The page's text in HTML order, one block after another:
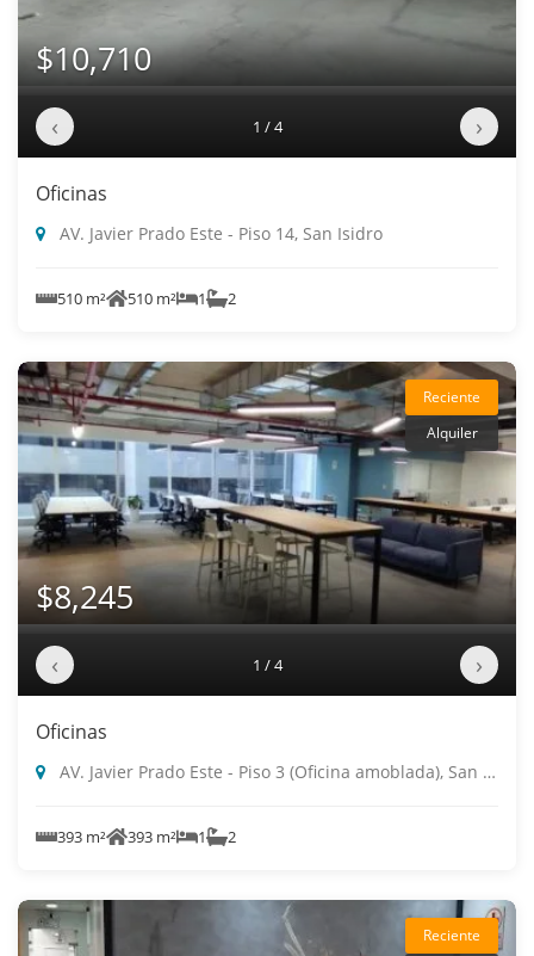
$10,710
‹ 1 / 4 ›
Oficinas
AV. Javier Prado Este - Piso 14, San Isidro
510 m² 510 m² 1 2
Reciente
Alquiler
$8,245
‹ 1 / 4 ›
Oficinas
AV. Javier Prado Este - Piso 3 (Oficina amoblada), San Isidro
393 m² 393 m² 1 2
Reciente